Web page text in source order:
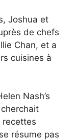
Joshua et
de chefs
Chan, et a
cuisines à
Nash’s
recettes
résume pas